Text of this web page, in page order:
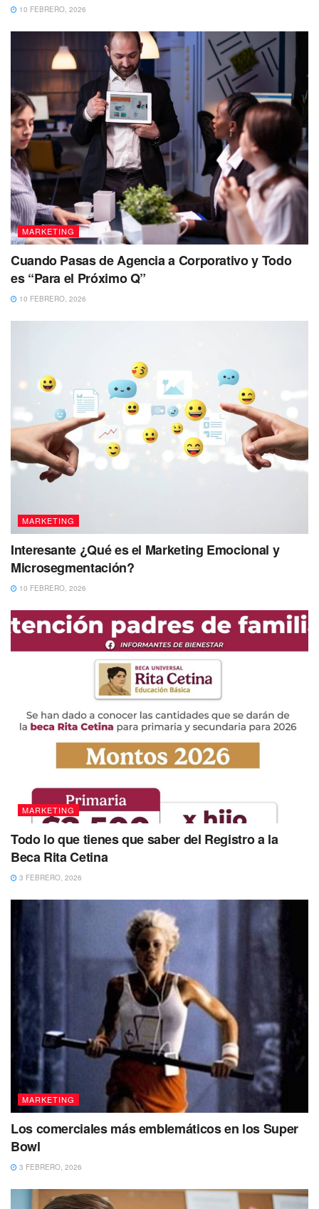
10 FEBRERO, 2026
MARKETING
Cuando Pasas de Agencia a Corporativo y Todo
es “Para el Próximo Q”
10 FEBRERO, 2026
MARKETING
Interesante ¿Qué es el Marketing Emocional y
Microsegmentación?
10 FEBRERO, 2026
MARKETING
Todo lo que tienes que saber del Registro a la
Beca Rita Cetina
3 FEBRERO, 2026
MARKETING
Los comerciales más emblemáticos en los Super
Bowl
3 FEBRERO, 2026